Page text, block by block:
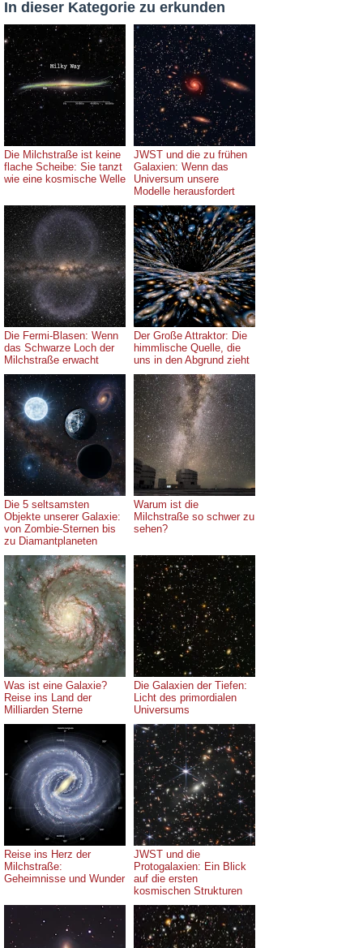
In dieser Kategorie zu erkunden
Die Milchstraße ist keine
flache Scheibe: Sie tanzt
wie eine kosmische Welle
JWST und die zu frühen
Galaxien: Wenn das
Universum unsere
Modelle herausfordert
Die Fermi-Blasen: Wenn
das Schwarze Loch der
Milchstraße erwacht
Der Große Attraktor: Die
himmlische Quelle, die
uns in den Abgrund zieht
Die 5 seltsamsten
Objekte unserer Galaxie:
von Zombie-Sternen bis
zu Diamantplaneten
Warum ist die
Milchstraße so schwer zu
sehen?
Was ist eine Galaxie?
Reise ins Land der
Milliarden Sterne
Die Galaxien der Tiefen:
Licht des primordialen
Universums
Reise ins Herz der
Milchstraße:
Geheimnisse und Wunder
JWST und die
Protogalaxien: Ein Blick
auf die ersten
kosmischen Strukturen